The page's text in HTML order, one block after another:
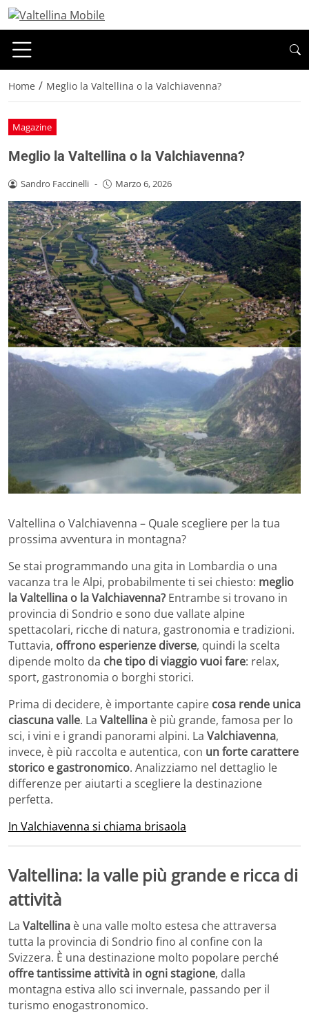
Home / Meglio la Valtellina o la Valchiavenna?
Magazine
Meglio la Valtellina o la Valchiavenna?
Sandro Faccinelli - Marzo 6, 2026
Valtellina o Valchiavenna – Quale scegliere per la tua
prossima avventura in montagna?
Se stai programmando una gita in Lombardia o una
vacanza tra le Alpi, probabilmente ti sei chiesto: meglio
la Valtellina o la Valchiavenna? Entrambe si trovano in
provincia di Sondrio e sono due vallate alpine
spettacolari, ricche di natura, gastronomia e tradizioni.
Tuttavia, offrono esperienze diverse, quindi la scelta
dipende molto da che tipo di viaggio vuoi fare: relax,
sport, gastronomia o borghi storici.
Prima di decidere, è importante capire cosa rende unica
ciascuna valle. La Valtellina è più grande, famosa per lo
sci, i vini e i grandi panorami alpini. La Valchiavenna,
invece, è più raccolta e autentica, con un forte carattere
storico e gastronomico. Analizziamo nel dettaglio le
differenze per aiutarti a scegliere la destinazione
perfetta.
In Valchiavenna si chiama brisaola
Valtellina: la valle più grande e ricca di
attività
La Valtellina è una valle molto estesa che attraversa
tutta la provincia di Sondrio fino al confine con la
Svizzera. È una destinazione molto popolare perché
offre tantissime attività in ogni stagione, dalla
montagna estiva allo sci invernale, passando per il
turismo enogastronomico.